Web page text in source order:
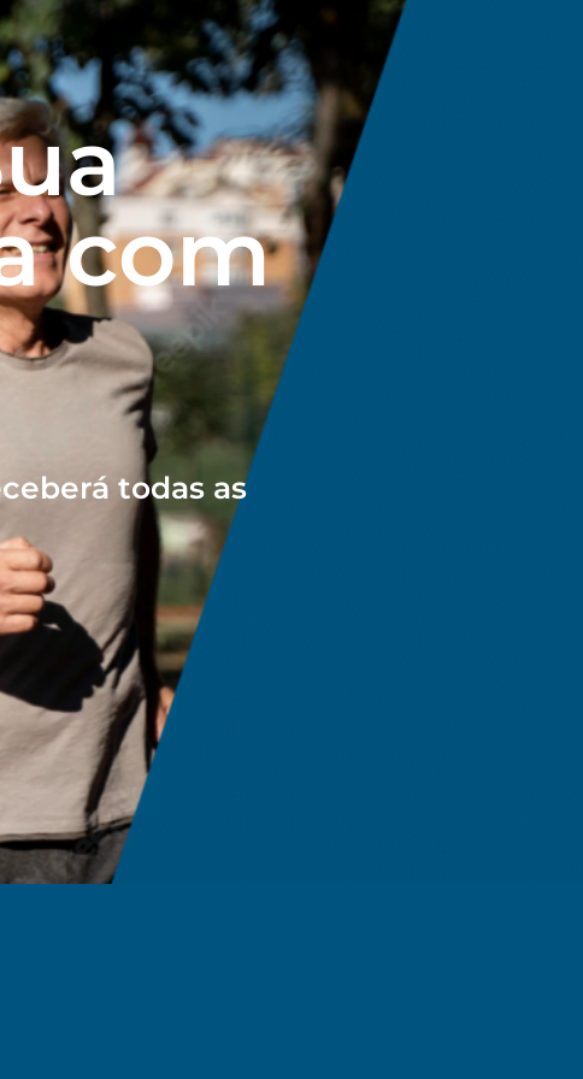
com
todas as